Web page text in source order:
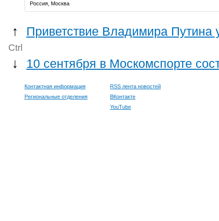
Россия, Москва
↑ Приветствие
Ctrl
↓ 10 сентября в Москомспорте
Контактная информация
Региональные отделения
RSS лента новостей
ВКонтакте
YouTube